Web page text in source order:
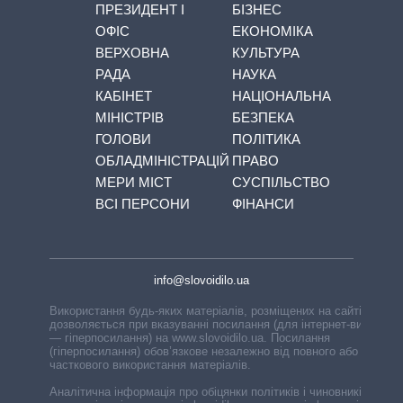
ПРЕЗИДЕНТ І
ОФІС
ВЕРХОВНА
РАДА
КАБІНЕТ
МІНІСТРІВ
ГОЛОВИ
ОБЛАДМІНІСТРАЦІЙ
МЕРИ МІСТ
ВСІ ПЕРСОНИ
БІЗНЕС
ЕКОНОМІКА
КУЛЬТУРА
НАУКА
НАЦІОНАЛЬНА
БЕЗПЕКА
ПОЛІТИКА
ПРАВО
СУСПІЛЬСТВО
ФІНАНСИ
info@slovoidilo.ua
Використання будь-яких матеріалів, розміщених на сайті,
дозволяється при вказуванні посилання (для інтернет-видань
— гіперпосилання) на www.slovoidilo.ua. Посилання
(гіперпосилання) обов’язкове незалежно від повного або
часткового використання матеріалів.
Аналітична інформація про обіцянки політиків і чиновників,